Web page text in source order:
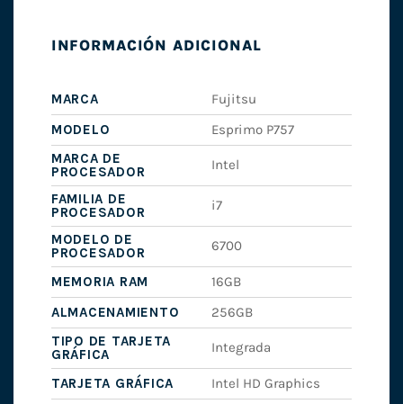
INFORMACIÓN ADICIONAL
MARCA
Fujitsu
MODELO
Esprimo P757
MARCA DE
PROCESADOR
Intel
FAMILIA DE
PROCESADOR
i7
MODELO DE
PROCESADOR
6700
MEMORIA RAM
16GB
ALMACENAMIENTO
256GB
TIPO DE TARJETA
GRÁFICA
Integrada
TARJETA GRÁFICA
Intel HD Graphics